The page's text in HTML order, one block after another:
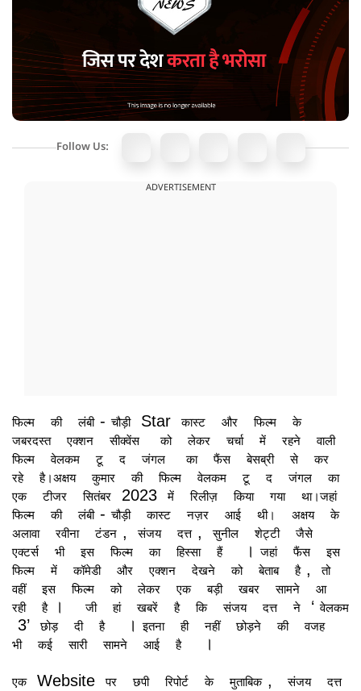
Follow Us:
ADVERTISEMENT
फिल्म की लंबी - चौड़ी Star कास्ट और फिल्म
के
जबरदस्त
एक्शन सीक्वेंस को लेकर चर्चा में रहने
वाली
फिल्म
वेलकम टू द जंगल का फैंस बेसब्री से
कर
रहे
है।अक्षय कुमार की फिल्म वेलकम टू द जंगल
का
एक
टीजर सितंबर 2023 में रिलीज़ किया गया
था।जहां
फिल्म
की लंबी - चौड़ी कास्ट नज़र आई थी। अक्षय
के
अलावा
रवीना टंडन , संजय दत्त , सुनील शेट्टी
जैसे
एक्टर्स
भी इस फिल्म का हिस्सा हैं । जहां फैंस
इस
फिल्म
में कॉमेडी और एक्शन देखने को बेताब है ,
तो
वहीं
इस फिल्म को लेकर एक बड़ी खबर सामने
आ
रही
है । जी हां खबरें है कि संजय दत्त ने ‘ वेलकम
3’ छोड़ दी है । इतना ही नहीं छोड़ने की
वजह
भी
कई सारी सामने आई है ।
एक Website पर छपी रिपोर्ट के मुताबिक , संजय
दत्त